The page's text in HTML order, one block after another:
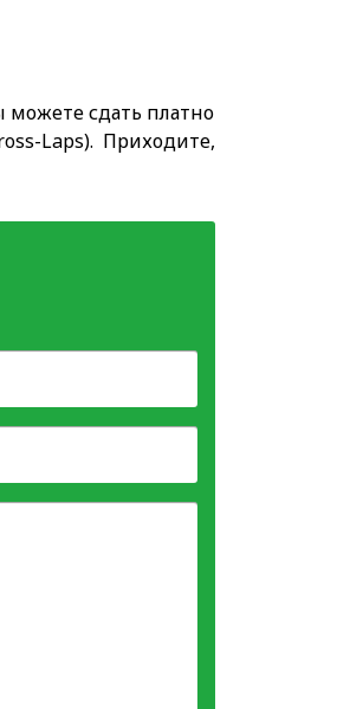
можете сдать платно
Laps). Приходите,